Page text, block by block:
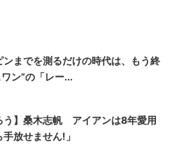
ンまでを測るだけの時代は、もう終
ン”の「レー...
う】桑木志帆 アイアンは8年愛用
手放せません!」